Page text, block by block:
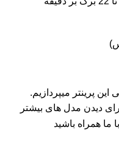
پرینتر میپردازیم.
دیدن مدل های بیشتر
با ما همراه باشید